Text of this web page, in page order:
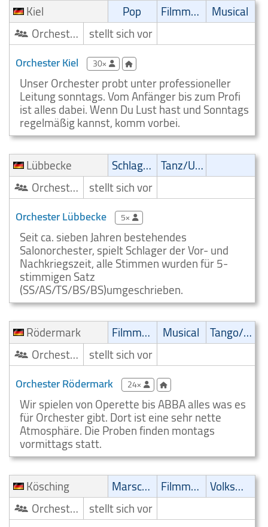
Kiel
Pop Filmmusik
Musical
Orchester/Ensemble
stellt sich vor
Orchester Kiel 30×
Unser Orchester probt unter professioneller
Leitung sonntags. Vom Anfänger bis zum Profi
ist alles dabei. Wenn Du Lust hast und Sonntags
regelmäßig kannst, komm vorbei.
Lübbecke
Schlager
Tanz/Unterhaltungsmusik
Orchester/Ensemble
stellt sich vor
Orchester Lübbecke 5×
Seit ca. sieben Jahren bestehendes
Salonorchester, spielt Schlager der Vor- und
Nachkriegszeit, alle Stimmen wurden für 5-
stimmigen Satz
(SS/AS/TS/BS/BS)umgeschrieben.
Rödermark
Filmmusik Musical
Tango/Samba
Orchester/Ensemble
stellt sich vor
Orchester Rödermark 24×
Wir spielen von Operette bis ABBA alles was es
für Orchester gibt. Dort ist eine sehr nette
Atmosphäre. Die Proben finden montags
vormittags statt.
Kösching
Marsch/Polka Filmmusik
Volksmusik
Orchester/Ensemble
stellt sich vor